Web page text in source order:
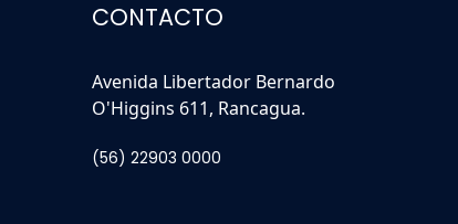
CONTACTO
Avenida Libertador Bernardo
O'Higgins 611, Rancagua.
(56) 22903 0000